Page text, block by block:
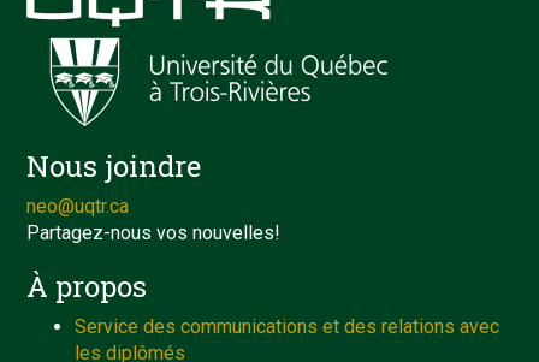
Nous joindre
neo@uqtr.ca
Partagez-nous vos nouvelles!
À propos
Service des communications et des relations avec
les diplômés